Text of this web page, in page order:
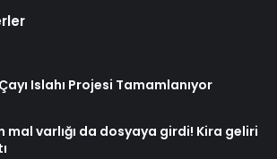
Islahı Projesi Tamamlanıyor
mal varlığı da dosyaya girdi! Kira geliri